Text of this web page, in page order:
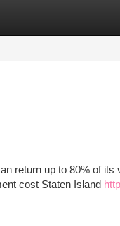
return up to 80% of its
cost Staten Island